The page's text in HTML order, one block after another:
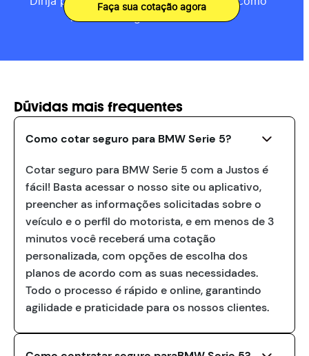
motorista e ganhe descontos.
Faça sua cotação agora
Dúvidas mais frequentes
Como cotar seguro para BMW Serie 5?
Cotar seguro para BMW Serie 5 com a Justos é
fácil! Basta acessar o nosso site ou aplicativo,
preencher as informações solicitadas sobre o
veículo e o perfil do motorista, e em menos de 3
minutos você receberá uma cotação
personalizada, com opções de escolha dos
planos de acordo com as suas necessidades.
Todo o processo é rápido e online, garantindo
agilidade e praticidade para os nossos clientes.